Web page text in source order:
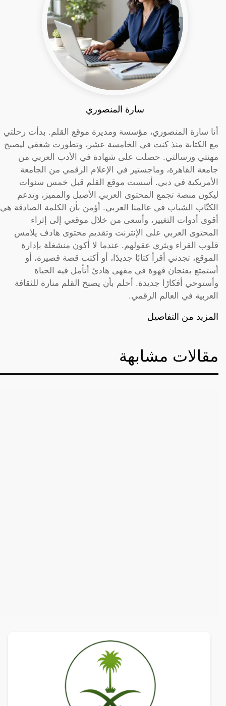
سارة المنصوري
أنا سارة المنصوري، مؤسسة ومديرة موقع القلم. بدأت رحلتي
مع الكتابة منذ كنت في الخامسة عشر، وتطورت شغفي ليصبح
مهنتي ورسالتي. حصلت على شهادة في الأدب العربي من
جامعة القاهرة، وماجستير في الإعلام الرقمي من الجامعة
الأمريكية في دبي. أسست موقع القلم قبل خمس سنوات
ليكون منصة تجمع المحتوى العربي الأصيل والمميز، وتدعم
الكتّاب الشباب في عالمنا العربي. أؤمن بأن الكلمة الصادقة هي
أقوى أدوات التغيير، وأسعى من خلال موقعي إلى إثراء
المحتوى العربي على الإنترنت وتقديم محتوى هادف يلامس
قلوب القراء ويثري عقولهم. عندما لا أكون منشغلة بإدارة
الموقع، تجدني أقرأ كتابًا جديدًا، أو أكتب قصة قصيرة، أو
أستمتع بفنجان قهوة في مقهى هادئ أتأمل فيه الحياة
وأستوحي أفكارًا جديدة. أحلم بأن يصبح القلم منارة للثقافة
العربية في العالم الرقمي.
المزيد من التفاصيل
مقالات مشابهة